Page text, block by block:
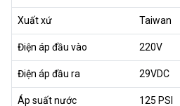
Xuất xứ Taiwan
Điện áp đầu vào 220V
Điện áp đầu ra 29VDC
Áp suất nước 125 PSI